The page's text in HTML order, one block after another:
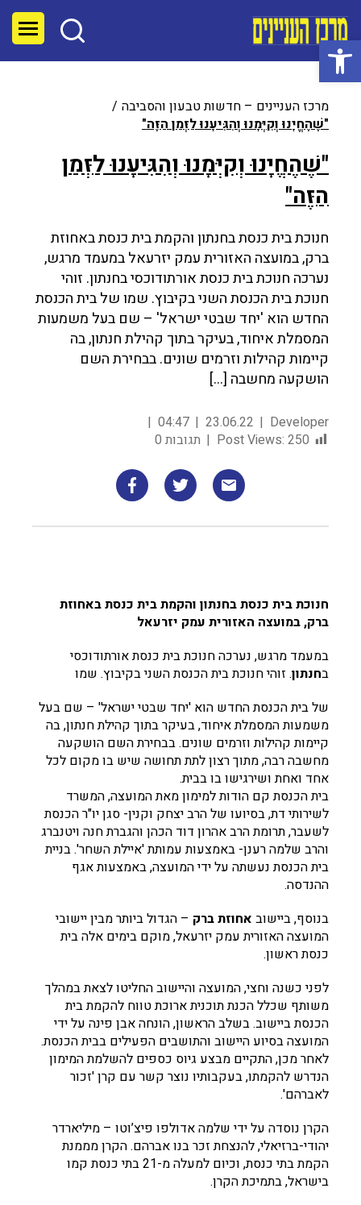
פתח סרגל נגישות
מרכז העניינים – חדשות טבעון והסביבה
"שֶׁהֶחֱיָנוּ וְקִיְּמָנוּ וְהִגִּיעָנוּ לַזְּמַן הַזֶּה"
"שֶׁהֶחֱיָנוּ וְקִיְּמָנוּ וְהִגִּיעָנוּ לַזְּמַן
הַזֶּה"
חנוכת בית כנסת בחנתון והקמת בית כנסת באחוזת
ברק, במועצה האזורית עמק יזרעאל במעמד מרגש,
נערכה חנוכת בית כנסת אורתודוכסי בחנתון. זוהי
חנוכת בית הכנסת השני בקיבוץ. שמו של בית הכנסת
החדש הוא 'יחד שבטי ישראל' – שם בעל משמעות
המסמלת איחוד, בעיקר בתוך קהילת חנתון, בה
קיימות קהילות וזרמים שונים. בבחירת השם
הושקעה מחשבה […]
Developer
23.06.22
04:47
Post Views: 250 תגובות 0
חנוכת בית כנסת בחנתון והקמת בית כנסת באחוזת
ברק, במועצה האזורית עמק יזרעאל
במעמד מרגש, נערכה חנוכת בית כנסת אורתודוכסי
בחנתון. זוהי חנוכת בית הכנסת השני בקיבוץ. שמו
של בית הכנסת החדש הוא 'יחד שבטי ישראל' – שם בעל
משמעות המסמלת איחוד, בעיקר בתוך קהילת חנתון, בה
קיימות קהילות וזרמים שונים. בבחירת השם הושקעה
מחשבה רבה, מתוך רצון לתת תחושה שיש בו מקום לכל
אחד ואחת ושירגישו בו בבית.
בית הכנסת קם הודות למימון מאת המועצה, המשרד
לשירותי דת, בסיועו של הרב יצחק וקנין- סגן יו"ר הכנסת
לשעבר, תרומת הרב אהרון דוד הכהן והגברת חנה ויטנברג
והרב שלמה רענן- באמצעות עמותת 'איילת השחר'. בניית
בית הכנסת נעשתה על ידי המועצה, באמצעות אגף
ההנדסה.
בנוסף, ביישוב אחוזת ברק – הגדול ביותר מבין יישובי
המועצה האזורית עמק יזרעאל, מוקם בימים אלה בית
כנסת ראשון.
לפני כשנה וחצי, המועצה והיישוב החליטו לצאת במהלך
משותף שכלל הכנת תוכנית ארוכת טווח להקמת בית
הכנסת ביישוב. בשלב הראשון, הונחה אבן פינה על ידי
המועצה בסיוע היישוב והתושבים הפעילים בבית הכנסת.
לאחר מכן, התקיים מבצע גיוס כספים להשלמת המימון
הנדרש להקמתו, בעקבותיו נוצר קשר עם קרן 'זכור
לאברהם'.
הקרן נוסדה על ידי שלמה אדולפו פיצ’וטו – מיליארדר
יהודי-ברזיאלי, להנצחת זכר בנו אברהם. הקרן מממנת
הקמת בתי כנסת, וכיום למעלה מ-21 בתי כנסת קמו
בישראל, בתמיכת הקרן.